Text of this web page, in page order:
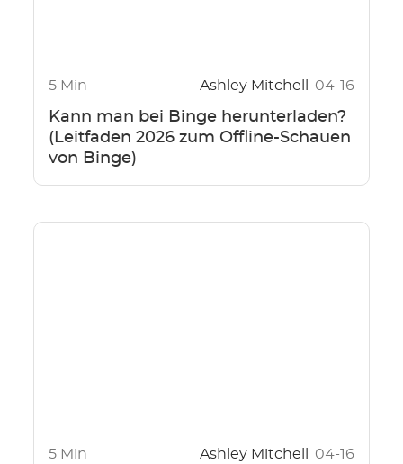
5 Min Ashley Mitchell 04-16
Kann man bei Binge herunterladen?
(Leitfaden 2026 zum Offline-Schauen
von Binge)
5 Min Ashley Mitchell 04-16